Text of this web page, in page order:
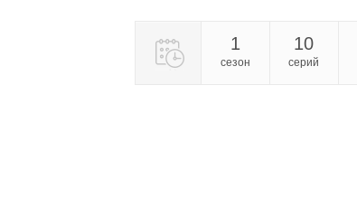
1
сезон
10
серий